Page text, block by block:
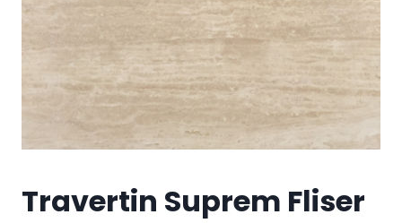
Travertin Suprem Fliser